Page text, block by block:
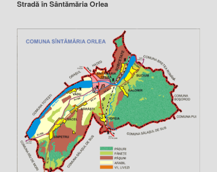
Stradă în Sântămăria Orlea